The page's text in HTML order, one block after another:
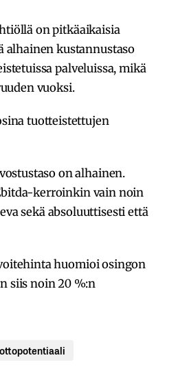
on pitkäaikaisia
alhainen kustannustaso
palveluissa, mikä
vuoksi.
tuotteistettujen
on alhainen.
kerroinkin vain noin
sekä absoluuttisesti että
huomioi osingon
siis noin 20 %:n